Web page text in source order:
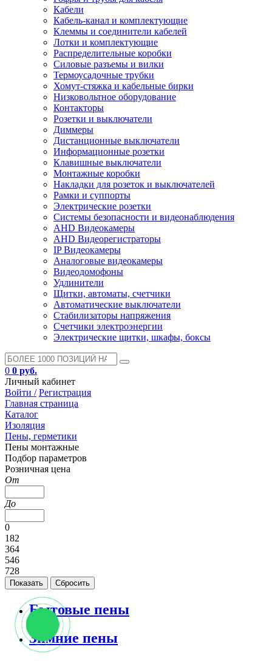
Кабели
Кабель-канал и комплектующие
Клеммы и соединители кабелей
Лотки и комплектующие
Распределительные коробки
Силовые разъемы и вилки
Термоусадочные трубки
Хомут-стяжка и кабельные бирки
Низковольтное оборудование
Контакторы
Розетки и выключатели
Диммеры
Дистанционные выключатели
Информационные розетки
Клавишные выключатели
Монтажные коробки
Накладки для розеток и выключателей
Рамки и суппорты
Электрические розетки
Системы безопасности и видеонаблюдения
AHD Видеокамеры
AHD Видеорегистраторы
IP Видеокамеры
Аналоговые видеокамеры
Видеодомофоны
Удлинители
Щитки, автоматы, счетчики
Автоматические выключатели
Стабилизаторы напряжения
Счетчики электроэнергии
Электрические щитки, шкафы, боксы
0 0 руб.
Личный кабинет
Войти / Регистрация
Главная страница
Каталог
Изоляция
Пены, герметики
Пены монтажные
Подбор параметров
Розничная цена
От
До
0
182
364
546
728
Бытовые пены
Зимние пены